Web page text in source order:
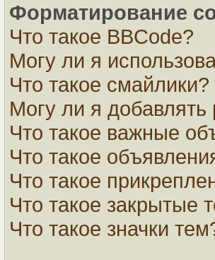
Форматирование
Что такое BBCode?
Могу ли я
Что такое смайлики?
Могу ли я
Что такое важные
Что такое
Что такое
Что такое закрытые
Что такое значки